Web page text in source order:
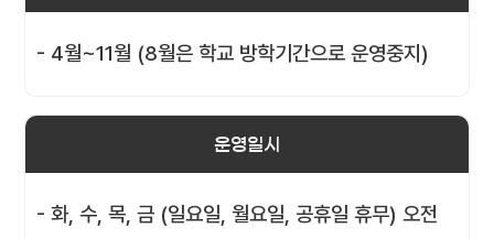
- 4월~11월 (8월은 학교 방학기간으로 운영중지)
운영일시
- 화, 수, 목, 금 (일요일, 월요일, 공휴일 휴무) 오전